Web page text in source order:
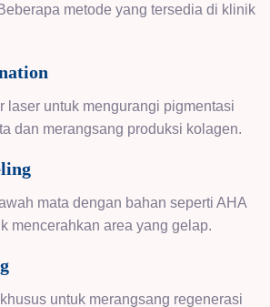
metode yang tersedia di klinik
laser untuk mengurangi pigmentasi
dan merangsang produksi kolagen.
mata dengan bahan seperti AHA
mencerahkan area yang gelap.
untuk merangsang regenerasi